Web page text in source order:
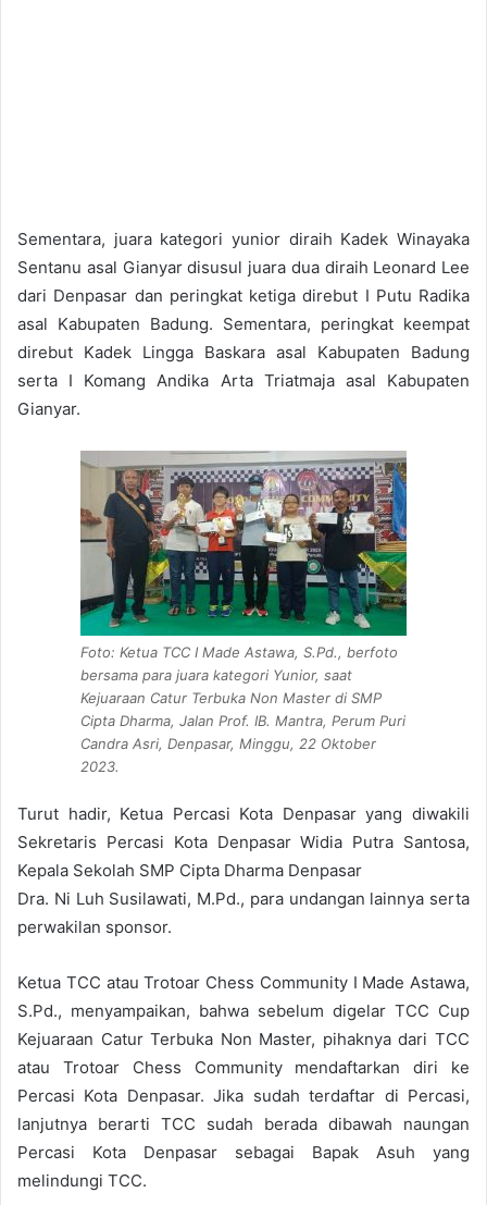
Sementara, juara kategori yunior diraih Kadek Winayaka
Sentanu asal Gianyar disusul juara dua diraih Leonard Lee
dari Denpasar dan peringkat ketiga direbut I Putu Radika
asal Kabupaten Badung. Sementara, peringkat keempat
direbut Kadek Lingga Baskara asal Kabupaten Badung
serta I Komang Andika Arta Triatmaja asal Kabupaten
Gianyar.
Foto: Ketua TCC I Made Astawa, S.Pd., berfoto
bersama para juara kategori Yunior, saat
Kejuaraan Catur Terbuka Non Master di SMP
Cipta Dharma, Jalan Prof. IB. Mantra, Perum Puri
Candra Asri, Denpasar, Minggu, 22 Oktober
2023.
Turut hadir, Ketua Percasi Kota Denpasar yang diwakili
Sekretaris Percasi Kota Denpasar Widia Putra Santosa,
Kepala Sekolah SMP Cipta Dharma Denpasar
Dra. Ni Luh Susilawati, M.Pd., para undangan lainnya serta
perwakilan sponsor.
Ketua TCC atau Trotoar Chess Community I Made Astawa,
S.Pd., menyampaikan, bahwa sebelum digelar TCC Cup
Kejuaraan Catur Terbuka Non Master, pihaknya dari TCC
atau Trotoar Chess Community mendaftarkan diri ke
Percasi Kota Denpasar. Jika sudah terdaftar di Percasi,
lanjutnya berarti TCC sudah berada dibawah naungan
Percasi Kota Denpasar sebagai Bapak Asuh yang
melindungi TCC.